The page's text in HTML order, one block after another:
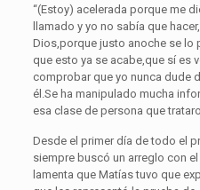
“(Estoy) acelerada porque me
llamado y yo no sabía que
Dios,porque justo anoche se lo
que esto ya se acabe,que sí es
comprobar que yo nunca dude
él.Se ha manipulado mucha
esa clase de persona que
Desde el primer día de todo el
siempre buscó un arreglo con
lamenta que Matías tuvo que